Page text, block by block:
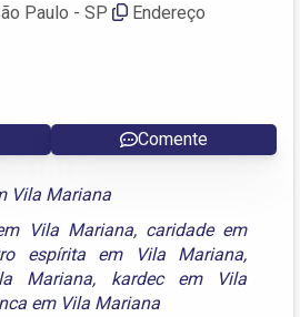
Paulo - SP
Endereço
Comente
Vila Mariana
Vila Mariana, caridade em
espírita em Vila Mariana,
Mariana, kardec em Vila
em Vila Mariana